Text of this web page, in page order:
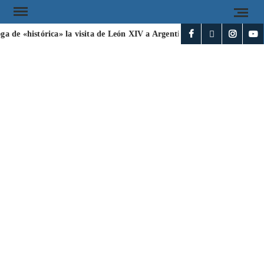
de «histórica» la visita de León XIV a Argentina Irán y Omán